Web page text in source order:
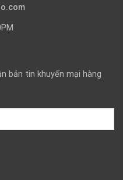
bản tin khuyến mại hàng